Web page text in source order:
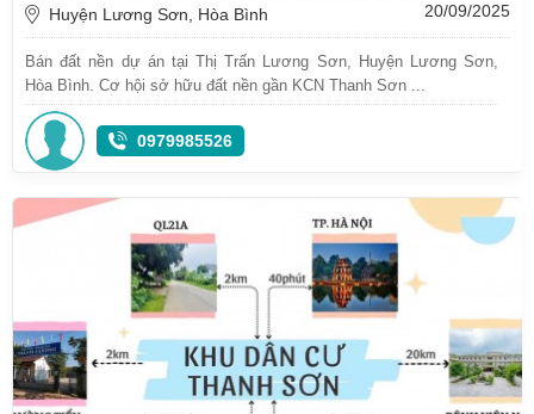
Huyện Lương Sơn, Hòa Bình 20/09/2025
Bán đất nền dự án tại Thị Trấn Lương Sơn, Huyện Lương Sơn,
Hòa Bình. Cơ hội sở hữu đất nền gần KCN Thanh Sơn ...
0979985526